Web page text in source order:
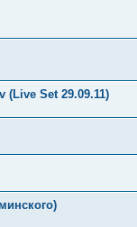
Set 29.09.11)